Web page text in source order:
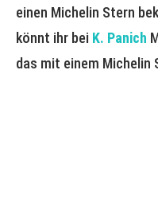
einen Michelin Stern
könnt ihr bei K. Panich
das mit einem Michelin